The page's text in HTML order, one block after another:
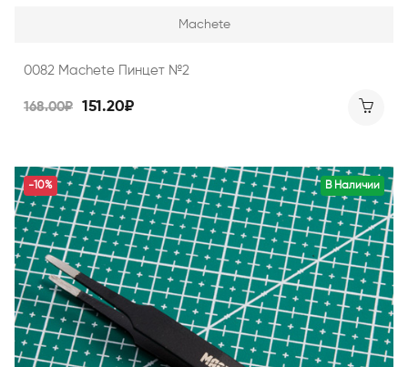
Machete
0082 Machete Пинцет №2
168.00₽ 151.20₽
В Наличии
-10%